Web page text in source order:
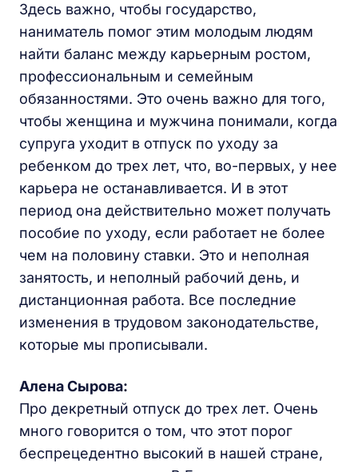
Здесь важно, чтобы государство,
наниматель помог этим молодым людям
найти баланс между карьерным ростом,
профессиональным и семейным
обязанностями. Это очень важно для того,
чтобы женщина и мужчина понимали, когда
супруга уходит в отпуск по уходу за
ребенком до трех лет, что, во-первых, у нее
карьера не останавливается. И в этот
период она действительно может получать
пособие по уходу, если работает не более
чем на половину ставки. Это и неполная
занятость, и неполный рабочий день, и
дистанционная работа. Все последние
изменения в трудовом законодательстве,
которые мы прописывали.
Алена Сырова:
Про декретный отпуск до трех лет. Очень
много говорится о том, что этот порог
беспрецедентно высокий в нашей стране,